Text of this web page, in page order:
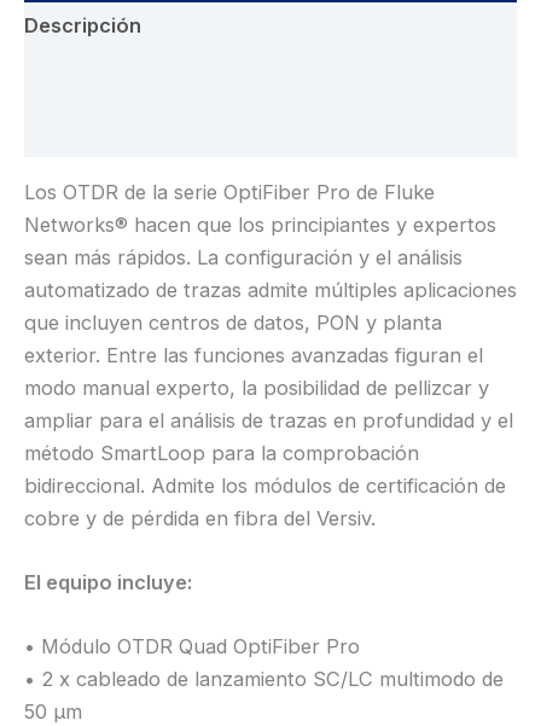
Descripción
Los OTDR de la serie OptiFiber Pro de Fluke
Networks® hacen que los principiantes y expertos
sean más rápidos. La configuración y el análisis
automatizado de trazas admite múltiples aplicaciones
que incluyen centros de datos, PON y planta
exterior. Entre las funciones avanzadas figuran el
modo manual experto, la posibilidad de pellizcar y
ampliar para el análisis de trazas en profundidad y el
método SmartLoop para la comprobación
bidireccional. Admite los módulos de certificación de
cobre y de pérdida en fibra del Versiv.
El equipo incluye:
• Módulo OTDR Quad OptiFiber Pro
• 2 x cableado de lanzamiento SC/LC multimodo de
50 µm